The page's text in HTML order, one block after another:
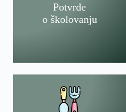
Potvrde
o školovanju